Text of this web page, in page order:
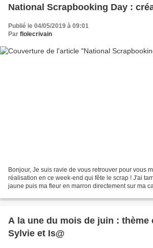
National Scrapbooking Day :
Publié le 04/05/2019 à 09:01
Par flolecrivain
Bonjour, Je suis ravie de vous retrouver pour vous
réalisation en ce week-end qui fête le scrap ! J'ai
jaune puis ma fleur en marron directement sur ma
A la une du mois de juin : thème
Sylvie et Is@